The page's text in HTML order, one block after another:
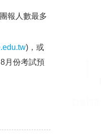
報人數最多
)，或
月份考試預